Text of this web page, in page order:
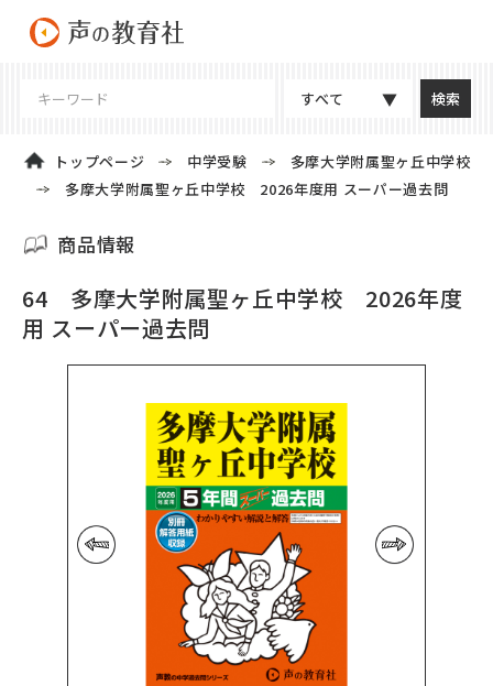
すべて
トップページ 中学受験
多摩大学附属聖ヶ丘中学校
多摩大学附属聖ヶ丘中学校 2026年度用 スーパー過去問
商品情報
64 多摩大学附属聖ヶ丘中学校 2026年度
用 スーパー過去問
前の画像 次の画像